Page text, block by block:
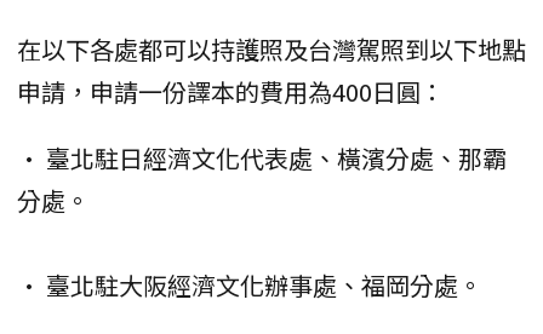
在以下各處都可以持護照及台灣駕照到以下地點
申請，申請一份譯本的費用為400日圓：
• 臺北駐日經濟文化代表處、橫濱分處、那霸
分處。
• 臺北駐大阪經濟文化辦事處、福岡分處。